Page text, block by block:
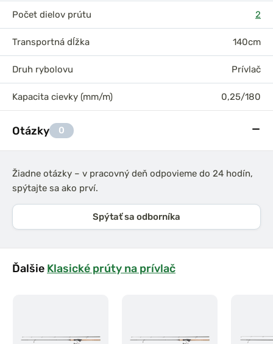
Počet dielov prútu 2
Transportná dĺžka 140cm
Druh rybolovu Prívlač
Kapacita cievky (mm/m) 0,25/180
Otázky 0
Žiadne otázky – v pracovný deň odpovieme do 24 hodín,
spýtajte sa ako prví.
Spýtať sa odborníka
Ďalšie Klasické prúty na prívlač